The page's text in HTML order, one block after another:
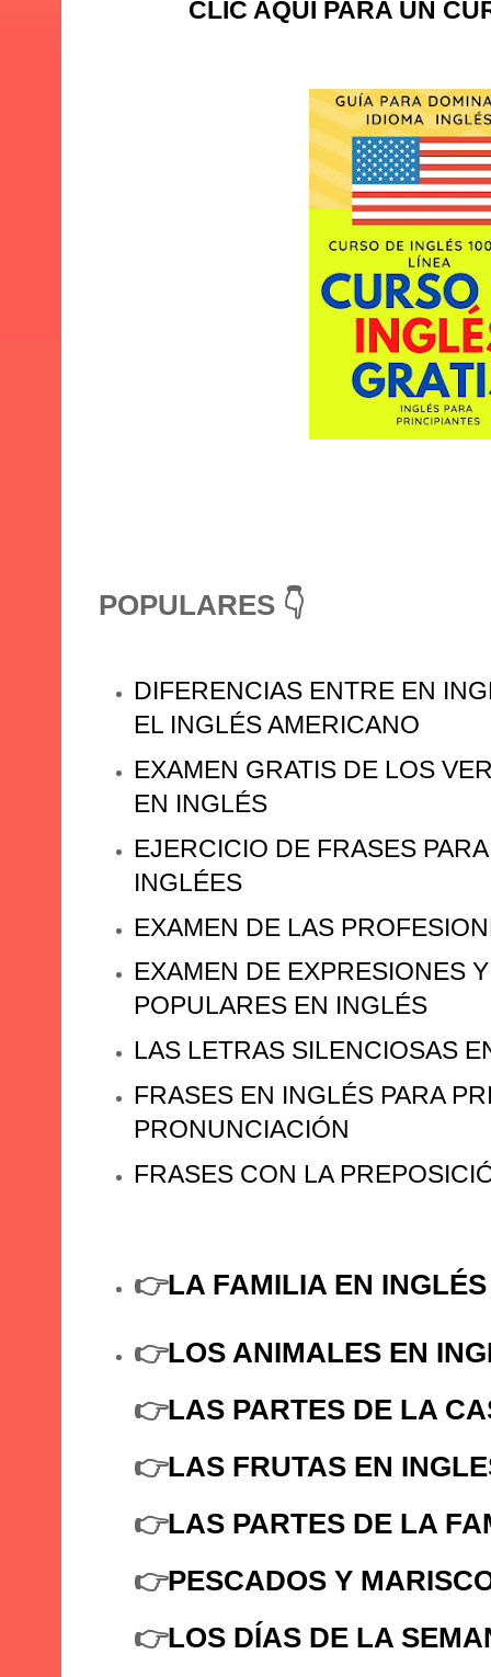
CLIC AQUI PARA UN
POPULARES 👇
DIFERENCIAS ENTRE EN
EL INGLÉS AMERICANO
EXAMEN GRATIS DE LOS
EN INGLÉS
EJERCICIO DE FRASES
INGLÉES
EXAMEN DE LAS
EXAMEN DE EXPRESIONES
POPULARES EN INGLÉS
LAS LETRAS SILENCIOSAS
FRASES EN INGLÉS PARA
PRONUNCIACIÓN
FRASES CON LA
👉LA FAMILIA EN INGLÉS
👉LOS ANIMALES EN
👉LAS PARTES DE LA
👉LAS FRUTAS EN
👉LAS PARTES DE LA
👉PESCADOS Y
👉LOS DÍAS DE LA